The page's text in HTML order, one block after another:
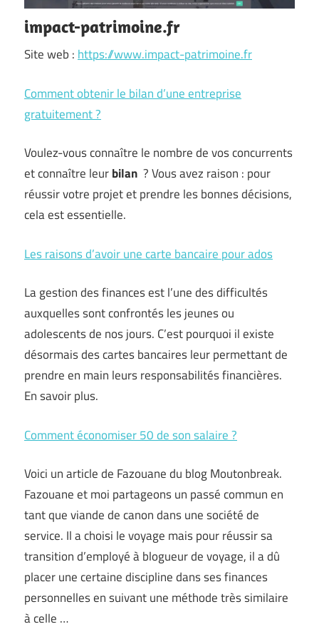
impact-patrimoine.fr
Site web :https://www.impact-patrimoine.fr
Comment obtenir le bilan d’une entreprise
gratuitement ?
Voulez-vous connaître le nombre de vos concurrents
et connaître leurbilan ? Vous avez raison : pour
réussir votre projet et prendre les bonnes décisions,
cela est essentielle.
Les raisons d’avoir une carte bancaire pour ados
La gestion des finances est l’une des difficultés
auxquelles sont confrontés les jeunes ou
adolescents de nos jours. C’est pourquoi il existe
désormais des cartes bancaires leur permettant de
prendre en main leurs responsabilités financières.
En savoir plus.
Comment économiser 50 de son salaire ?
Voici un article de Fazouane du blog Moutonbreak.
Fazouane et moi partageons un passé commun en
tant que viande de canon dans une société de
service. Il a choisi le voyage mais pour réussir sa
transition d’employé à blogueur de voyage, il a dû
placer une certaine discipline dans ses finances
personnelles en suivant une méthode très similaire
à celle …